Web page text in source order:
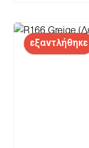
εξαντλήθηκε